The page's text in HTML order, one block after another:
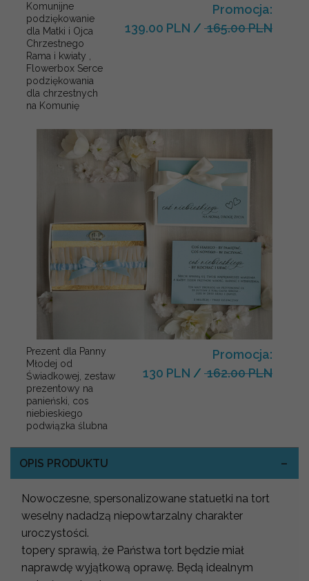
Komunijne
podziękowanie
dla Matki i Ojca
Chrzestnego
Rama i kwiaty ,
Flowerbox Serce
podziękowania
dla chrzestnych
na Komunię
Promocja:
139.00 PLN / 165.00 PLN
Prezent dla Panny
Młodej od
Świadkowej, zestaw
prezentowy na
panieński, cos
niebieskiego
podwiązka ślubna
Promocja:
130 PLN / 162.00 PLN
OPIS PRODUKTU
Nowoczesne, spersonalizowane statuetki na tort
weselny nadadzą niepowtarzalny charakter
uroczystości.
topery sprawią, że Państwa tort będzie miał
naprawdę wyjątkową oprawę. Będą idealnym